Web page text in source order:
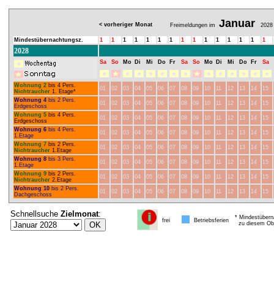
< vorheriger Monat Freimeldungen im Januar 2028
Mindestübernachtungsz. 1 1 1 1 1 1 1 1 1 1 1 1 1 1 1
2028
Sa So Mo Di Mi Do Fr Sa So Mo Di Mi Do Fr Sa
Wohnung 2 bis 4 Pers.
Nichtraucher 1. Etage* 01 02 03 04 05 06 07 08 09 10 11 12 13 14
15
Wohnung 4 bis 2 Pers.
Erdgeschoss
01 02 03 04 05 06 07 08 09 10 11 12 13 14
15
Wohnung 5 bis 4 Pers.
Erdgeschoss
01 02 03 04 05 06 07 08 09 10 11 12 13 14
15
Wohnung 6 bis 4 Pers.
1.Etage
01 02 03 04 05 06 07 08 09 10 11 12 13 14
15
Wohnung 7 bis 2 Pers.
Nichtraucher 1.Etage 01 02 03 04 05 06 07 08 09 10 11 12 13 14
15
Wohnung 8 bis 3 Pers.
1.Etage
01 02 03 04 05 06 07 08 09 10 11 12 13 14
15
Wohnung 9 bis 2 Pers.
Nichtraucher 2.Etage 01 02 03 04 05 06 07 08 09 10 11 12 13 14
15
Wohnung 10 bis 2 Pers.
Dachgeschoss
01 02 03 04 05 06 07 08 09 10 11 12 13 14 15
Schnellsuche Zielmonat:
frei Betriebsferien
*
zu diesem